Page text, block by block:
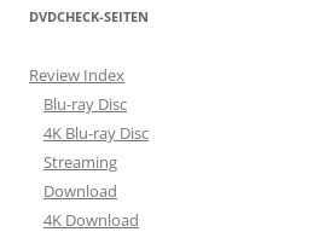
DVDCHECK-SEITEN
Review Index
Blu-ray Disc
4K Blu-ray Disc
Streaming
Download
4K Download